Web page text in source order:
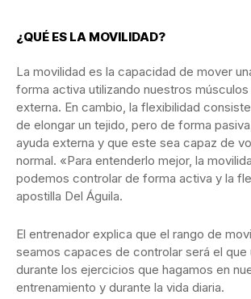
¿QUÉ ES LA MOVILIDAD?
La movilidad es la capacidad de mover
forma activa utilizando nuestros
externa. En cambio, la flexibilidad
de elongar un tejido, pero de forma
ayuda externa y que este sea capaz de
normal. «Para entenderlo mejor, la
podemos controlar de forma activa y la
apostilla Del Águila.
El entrenador explica que el rango de
seamos capaces de controlar será el que
durante los ejercicios que hagamos en
entrenamiento y durante la vida diaria.